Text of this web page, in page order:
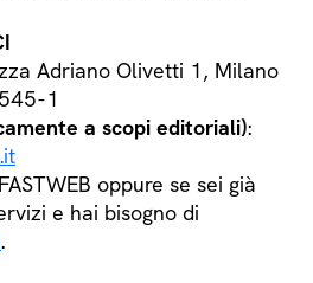
Adriano Olivetti 1, Milano
1
a scopi editoriali):
oppure se sei già
e hai bisogno di
.